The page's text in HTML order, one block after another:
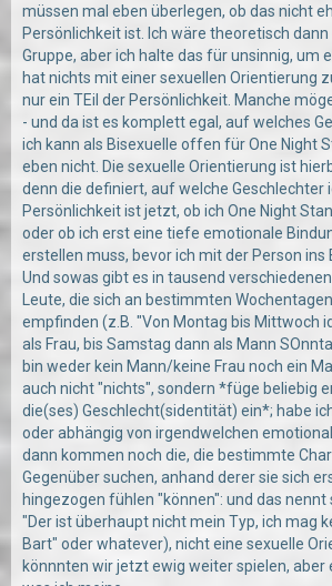
müssen mal eben überlegen, ob das nicht
Persönlichkeit ist. Ich wäre theoretisch
Gruppe, aber ich halte das für unsinnig, um
hat nichts mit einer sexuellen Orientierung
nur ein TEil der Persönlichkeit. Manche
- und da ist es komplett egal, auf welches
ich kann als Bisexuelle offen für One Night
eben nicht. Die sexuelle Orientierung ist
denn die definiert, auf welche Geschlechter
Persönlichkeit ist jetzt, ob ich One Night
oder ob ich erst eine tiefe emotionale
erstellen muss, bevor ich mit der Person ins
Und sowas gibt es in tausend
Leute, die sich an bestimmten
empfinden (z.B. "Von Montag bis Mittwoch
als Frau, bis Samstag dann als Mann
bin weder kein Mann/keine Frau noch ein
auch nicht "nichts", sondern *füge beliebig
die(ses) Geschlecht(sidentität) ein*; habe
oder abhängig von irgendwelchen
dann kommen noch die, die bestimmte
Gegenüber suchen, anhand derer sie sich
hingezogen fühlen "können": und das nennt
"Der ist überhaupt nicht mein Typ, ich mag
Bart" oder whatever), nicht eine sexuelle
könnnten wir jetzt ewig weiter spielen, aber